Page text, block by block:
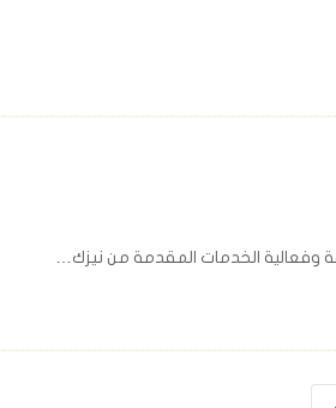
وفعالية الخدمات المقدمة من نيزك…